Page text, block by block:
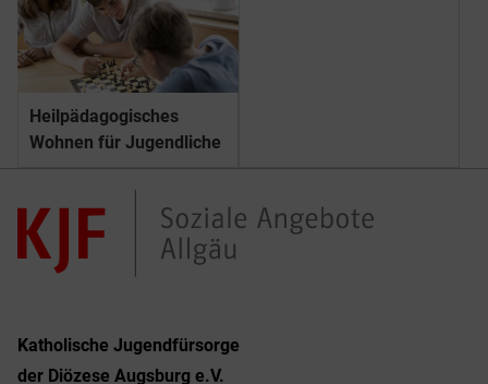
Heilpädagogisches
Wohnen für Jugendliche
Katholische Jugendfürsorge
der Diözese Augsburg e.V.